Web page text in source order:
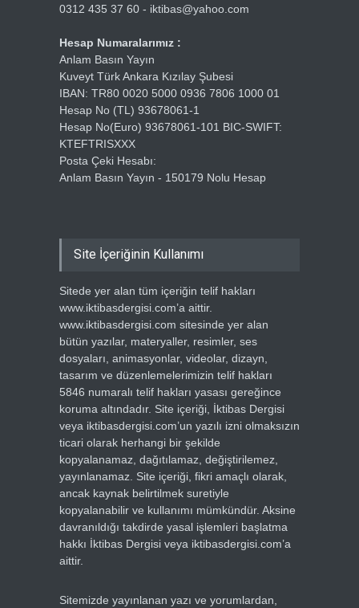
0312 435 37 60 - iktibas@yahoo.com
Hesap Numaralarımız :
Anlam Basın Yayın
Kuveyt Türk Ankara Kızılay Şubesi
IBAN: TR80 0020 5000 0936 7806 1000 01
Hesap No (TL) 93678061-1
Hesap No(Euro) 93678061-101 BIC-SWIFT:
KTEFTRISXXX
Posta Çeki Hesabı:
Anlam Basın Yayın - 150179 Nolu Hesap
Site İçeriğinin Kullanımı
Sitede yer alan tüm içeriğin telif hakları
www.iktibasdergisi.com’a aittir.
www.iktibasdergisi.com sitesinde yer alan
bütün yazılar, materyaller, resimler, ses
dosyaları, animasyonlar, videolar, dizayn,
tasarım ve düzenlemelerimizin telif hakları
5846 numaralı telif hakları yasası gereğince
koruma altındadır. Site içeriği, İktibas Dergisi
veya iktibasdergisi.com’un yazılı izni olmaksızın
ticari olarak herhangi bir şekilde
kopyalanamaz, dağıtılamaz, değiştirilemez,
yayınlanamaz. Site içeriği, fikri amaçlı olarak,
ancak kaynak belirtilmek suretiyle
kopyalanabilir ve kullanımı mümkündür. Aksine
davranıldığı takdirde yasal işlemleri başlatma
hakkı İktibas Dergisi veya iktibasdergisi.com’a
aittir.
Sitemizde yayınlanan yazı ve yorumlardan,